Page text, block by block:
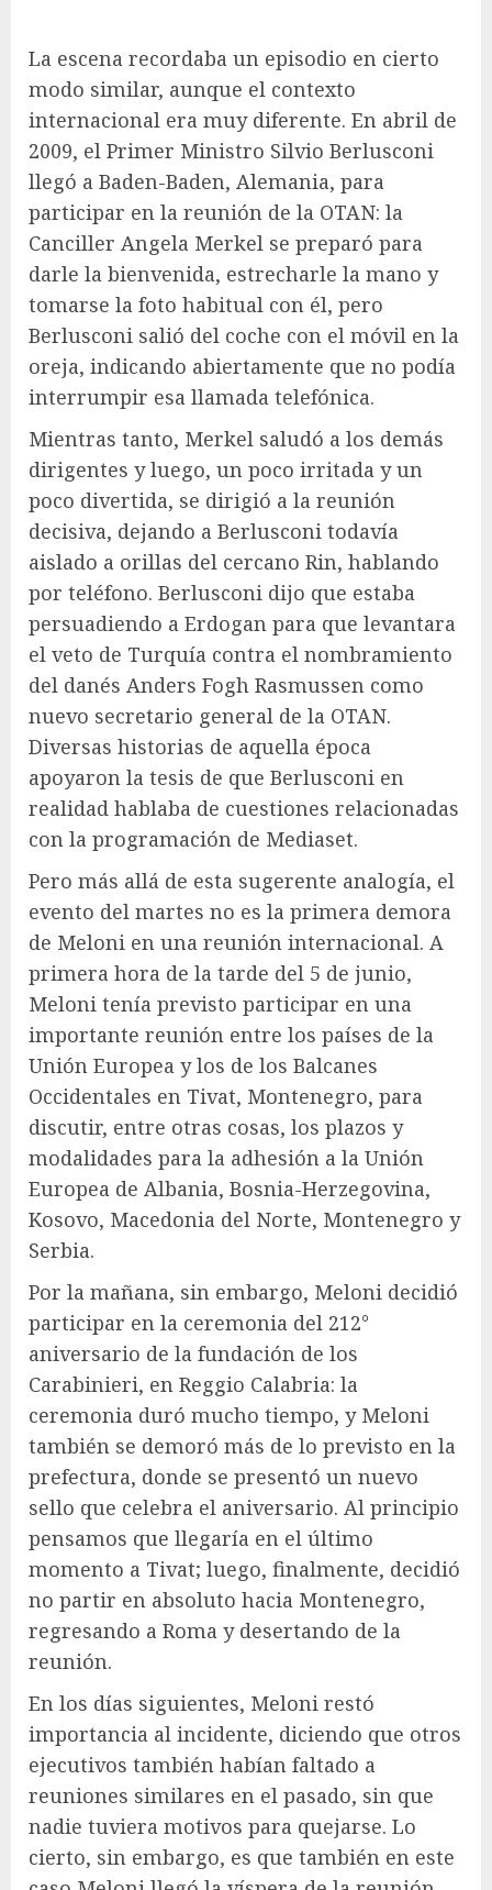
La escena recordaba un episodio en cierto
modo similar, aunque el contexto
internacional era muy diferente. En abril de
2009, el Primer Ministro Silvio Berlusconi
llegó a Baden-Baden, Alemania, para
participar en la reunión de la OTAN: la
Canciller Angela Merkel se preparó para
darle la bienvenida, estrecharle la mano y
tomarse la foto habitual con él, pero
Berlusconi salió del coche con el móvil en la
oreja, indicando abiertamente que no podía
interrumpir esa llamada telefónica.
Mientras tanto, Merkel saludó a los demás
dirigentes y luego, un poco irritada y un
poco divertida, se dirigió a la reunión
decisiva, dejando a Berlusconi todavía
aislado a orillas del cercano Rin, hablando
por teléfono. Berlusconi dijo que estaba
persuadiendo a Erdogan para que levantara
el veto de Turquía contra el nombramiento
del danés Anders Fogh Rasmussen como
nuevo secretario general de la OTAN.
Diversas historias de aquella época
apoyaron la tesis de que Berlusconi en
realidad hablaba de cuestiones relacionadas
con la programación de Mediaset.
Pero más allá de esta sugerente analogía, el
evento del martes no es la primera demora
de Meloni en una reunión internacional. A
primera hora de la tarde del 5 de junio,
Meloni tenía previsto participar en una
importante reunión entre los países de la
Unión Europea y los de los Balcanes
Occidentales en Tivat, Montenegro, para
discutir, entre otras cosas, los plazos y
modalidades para la adhesión a la Unión
Europea de Albania, Bosnia-Herzegovina,
Kosovo, Macedonia del Norte, Montenegro y
Serbia.
Por la mañana, sin embargo, Meloni decidió
participar en la ceremonia del 212°
aniversario de la fundación de los
Carabinieri, en Reggio Calabria: la
ceremonia duró mucho tiempo, y Meloni
también se demoró más de lo previsto en la
prefectura, donde se presentó un nuevo
sello que celebra el aniversario. Al principio
pensamos que llegaría en el último
momento a Tivat; luego, finalmente, decidió
no partir en absoluto hacia Montenegro,
regresando a Roma y desertando de la
reunión.
En los días siguientes, Meloni restó
importancia al incidente, diciendo que otros
ejecutivos también habían faltado a
reuniones similares en el pasado, sin que
nadie tuviera motivos para quejarse. Lo
cierto, sin embargo, es que también en este